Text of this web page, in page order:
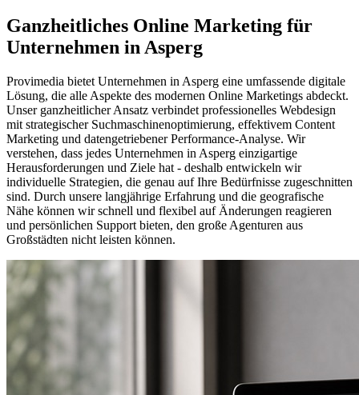
Ganzheitliches Online Marketing für
Unternehmen in Asperg
Provimedia bietet Unternehmen in Asperg eine umfassende digitale
Lösung, die alle Aspekte des modernen Online Marketings abdeckt.
Unser ganzheitlicher Ansatz verbindet professionelles Webdesign
mit strategischer Suchmaschinenoptimierung, effektivem Content
Marketing und datengetriebener Performance-Analyse. Wir
verstehen, dass jedes Unternehmen in Asperg einzigartige
Herausforderungen und Ziele hat - deshalb entwickeln wir
individuelle Strategien, die genau auf Ihre Bedürfnisse zugeschnitten
sind. Durch unsere langjährige Erfahrung und die geografische
Nähe können wir schnell und flexibel auf Änderungen reagieren
und persönlichen Support bieten, den große Agenturen aus
Großstädten nicht leisten können.